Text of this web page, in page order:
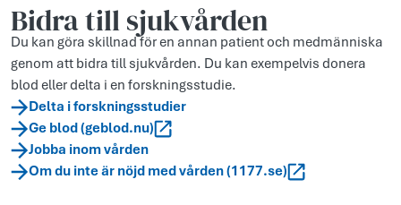
Bidra till sjukvården
Du kan göra skillnad för en annan patient och medmänniska
genom att bidra till sjukvården. Du kan exempelvis donera
blod eller delta i en forskningsstudie.
Delta i forskningsstudier
Ge blod (geblod.nu)
Jobba inom vården
Om du inte är nöjd med vården (1177.se)